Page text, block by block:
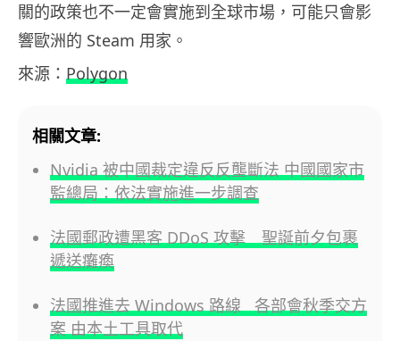
關的政策也不一定會實施到全球市場，可能只會影
響歐洲的 Steam 用家。
來源： Polygon
相關文章:
Nvidia 被中國裁定違反反壟斷法 中國國家市
監總局：依法實施進一步調查
法國郵政遭黑客 DDoS 攻擊 聖誕前夕包裹
遞送癱瘓
法國推進去 Windows 路線 各部會秋季交方
案 由本土工具取代